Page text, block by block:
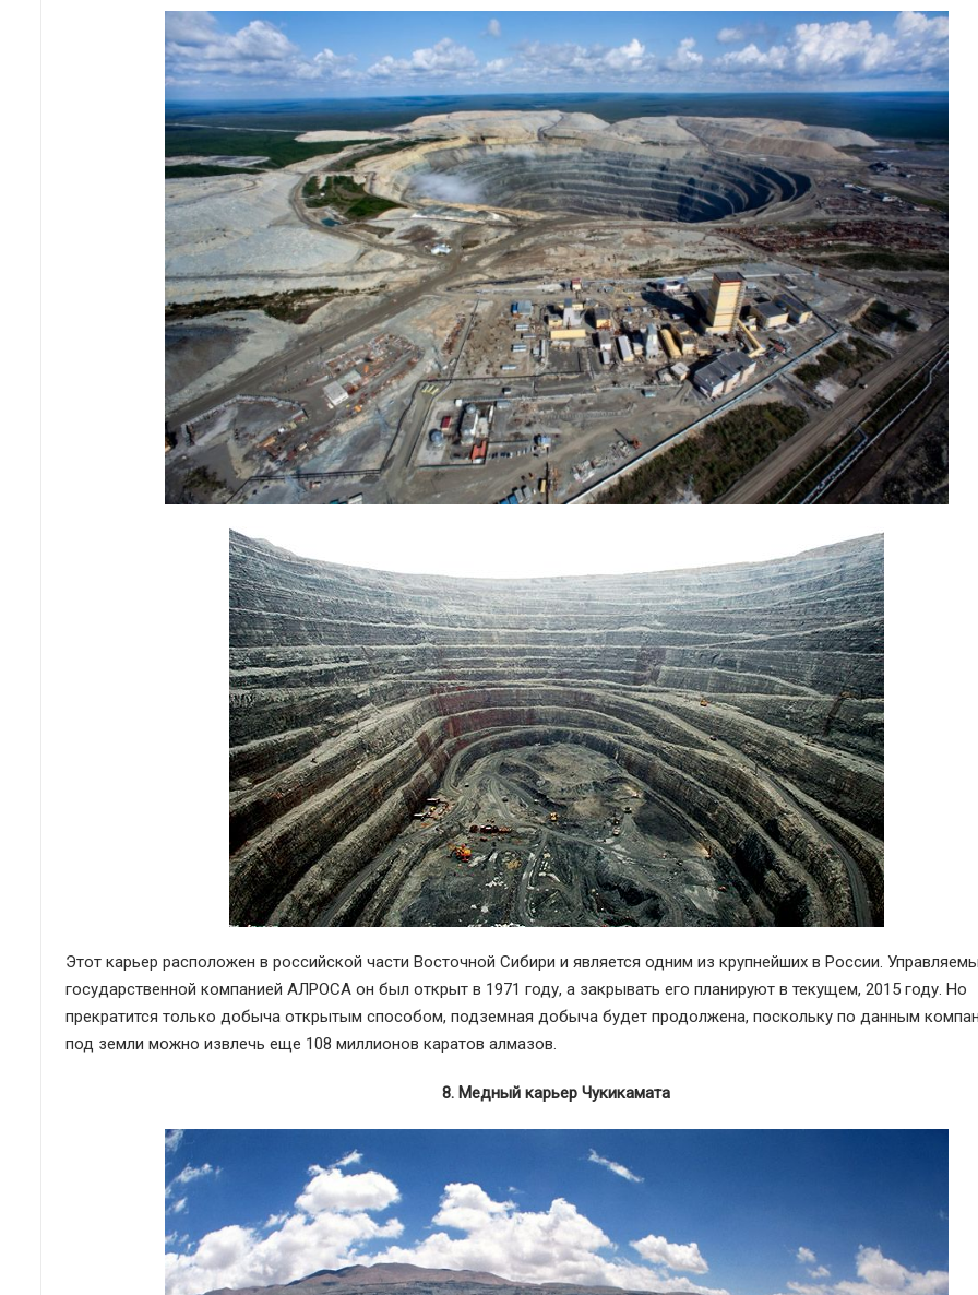
Этот карьер расположен в российской части Восточной Сибири и является одним из крупнейших в России.
государственной компанией АЛРОСА он был открыт в 1971 году, а закрывать его планируют в текущем, 2015 году. Но
прекратится только добыча открытым способом, подземная добыча будет продолжена, поскольку по данным
под земли можно извлечь еще 108 миллионов каратов алмазов.
8. Медный карьер Чукикамата